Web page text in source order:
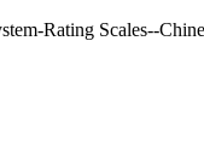
Rating Scales--